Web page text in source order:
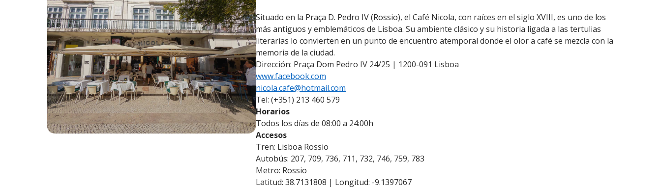
Situado en la Praça D. Pedro IV (Rossio), el Café Nicola, con raíces en el siglo XVIII, es uno de los
más antiguos y emblemáticos de Lisboa. Su ambiente clásico y su historia ligada a las tertulias
literarias lo convierten en un punto de encuentro atemporal donde el olor a café se mezcla con la
memoria de la ciudad.
Dirección: Praça Dom Pedro IV 24/25 | 1200-091 Lisboa
www.facebook.com
nicola.cafe@hotmail.com
Tel: (+351) 213 460 579
Horarios
Todos los días de 08:00 a 24:00h
Accesos
Tren: Lisboa Rossio
Autobús: 207, 709, 736, 711, 732, 746, 759, 783
Metro: Rossio
Latitud: 38.7131808 | Longitud: -9.1397067